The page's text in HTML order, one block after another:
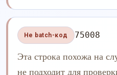
Не batch-код 75008
Эта строка похожа на
не подходит для